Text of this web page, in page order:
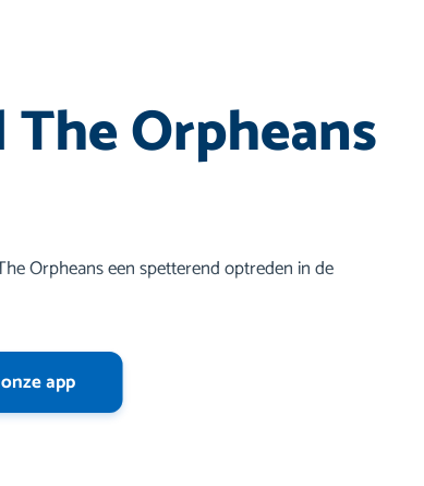
Orpheans
Orpheans een spetterend optreden in de
app